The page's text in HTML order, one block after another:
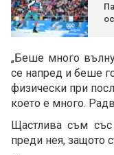
„Беше много
се напред и беше
физически при
което е много.
Щастлива съм със
преди нея, защото